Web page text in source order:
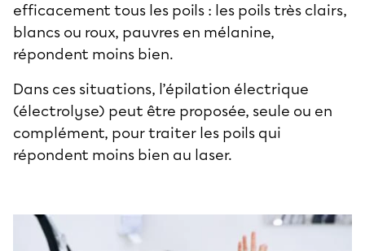
efficacement tous les poils : les poils très clairs,
blancs ou roux, pauvres en mélanine,
répondent moins bien.
Dans ces situations, l’épilation électrique
(électrolyse) peut être proposée, seule ou en
complément, pour traiter les poils qui
répondent moins bien au laser.